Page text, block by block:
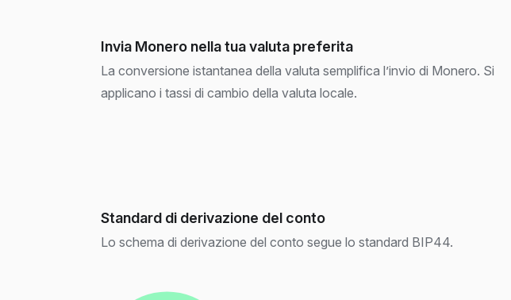
Invia Monero nella tua valuta preferita
La conversione istantanea della valuta semplifica l’invio di Monero. Si
applicano i tassi di cambio della valuta locale.
Standard di derivazione del conto
Lo schema di derivazione del conto segue lo standard BIP44.